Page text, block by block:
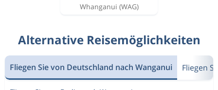
Whanganui (WAG)
Alternative Reisemöglichkeiten
Fliegen Sie von Deutschland nach Wanganui Fliegen